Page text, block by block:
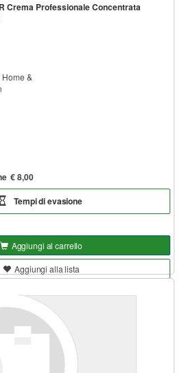
Crema Professionale Concentrata
&
€ 8,00
Tempi di evasione
Aggiungi al carrello
Aggiungi alla lista